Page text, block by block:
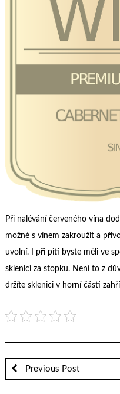
Při nalévání červeného vína
možné s vínem zakroužit a
uvolní. I při pití byste měli ve
sklenici za stopku. Není to z
držíte sklenici v horní části
Previous Post